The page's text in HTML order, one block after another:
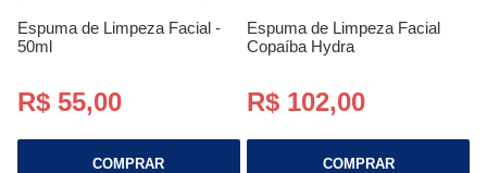
Espuma de Limpeza Facial -
50ml
R$ 55,00
COMPRAR
Espuma de Limpeza Facial
Copaíba Hydra
R$ 102,00
COMPRAR